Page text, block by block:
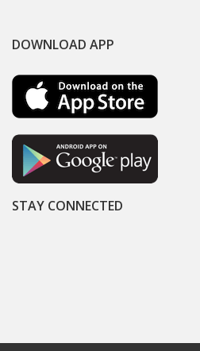
DOWNLOAD APP
STAY CONNECTED